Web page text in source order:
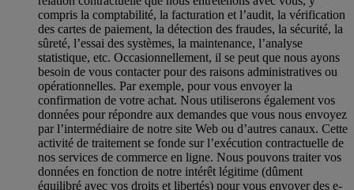
compris la comptabilité, la facturation et l’audit, la vérification
des cartes de paiement, la détection des fraudes, la sécurité, la
sûreté, l’essai des systèmes, la maintenance, l’analyse
statistique, etc. Occasionnellement, il se peut que nous ayons
besoin de vous contacter pour des raisons administratives ou
opérationnelles. Par exemple, pour vous envoyer la
confirmation de votre achat. Nous utiliserons également vos
données pour répondre aux demandes que vous nous envoyez
par l’intermédiaire de notre site Web ou d’autres canaux. Cette
activité de traitement se fonde sur l’exécution contractuelle de
nos services de commerce en ligne. Nous pouvons traiter vos
données en fonction de notre intérêt légitime (dûment
équilibré avec vos droits et libertés) pour vous envoyer des e-